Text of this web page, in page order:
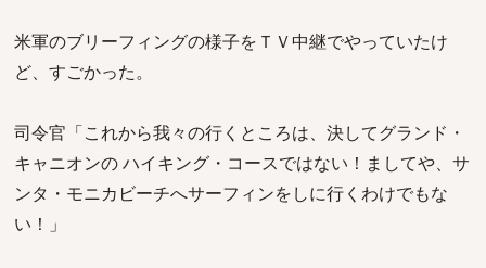
米軍のブリーフィングの様子をＴＶ中継でやっていたけ
ど、すごかった。
司令官「これから我々の行くところは、決してグランド・
キャニオンの ハイキング・コースではない！ましてや、サ
ンタ・モニカビーチへサーフィンをしに行くわけでもな
い！」